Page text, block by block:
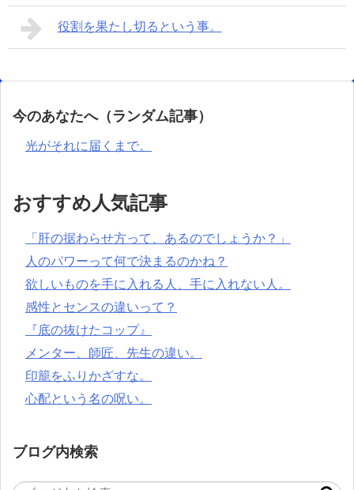
役割を果たし切るという事。
今のあなたへ（ランダム記事）
光がそれに届くまで。
おすすめ人気記事
「肝の据わらせ方って、あるのでしょうか？」
人のパワーって何で決まるのかね？
欲しいものを手に入れる人、手に入れない人。
感性とセンスの違いって？
『底の抜けたコップ』
メンター、師匠、先生の違い。
印籠をふりかざすな。
心配という名の呪い。
ブログ内検索